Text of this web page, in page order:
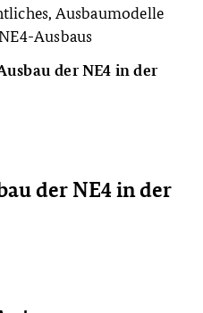
Ausbaumodelle
Ausbaus
der NE4 in der
der NE4 in der